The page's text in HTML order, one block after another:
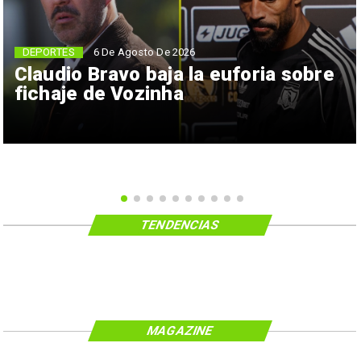
Claudio Bravo baja la euforia sobre
fichaje de Vozinha
DEPORTES 6 De Agosto De 2026
TENDENCIAS
MAGAZINE